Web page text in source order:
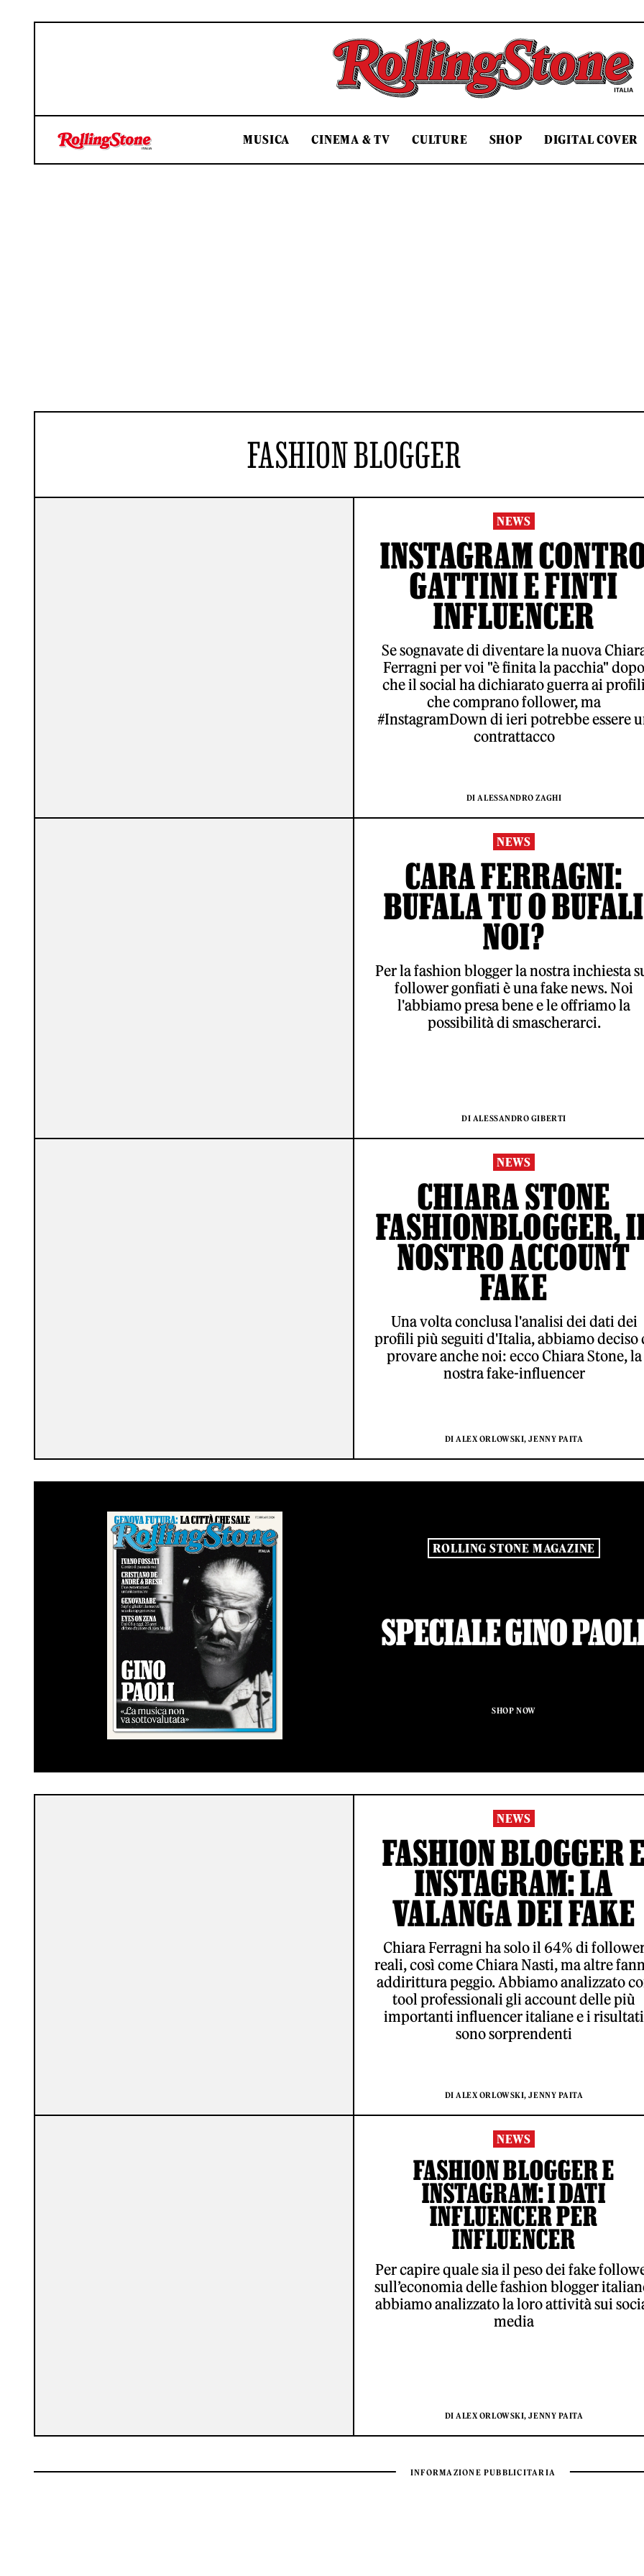
Rolling Stone Italia
MUSICA CINEMA & TV CULTURE SHOP DIGITAL COVER
FASHION BLOGGER
NEWS
INSTAGRAM
GATTINI E FINTI
INFLUENCER
Se sognavate di diventare la nuova
Ferragni per voi "è finita la pacchia" dopo
che il social ha dichiarato guerra ai
che comprano follower, ma
#InstagramDown di ieri potrebbe essere
contrattacco
DI ALESSANDRO ZAGHI
NEWS
CARA FERRAGNI:
BUFALA TU O BUFALI
NOI?
Per la fashion blogger la nostra inchiesta
follower gonfiati è una fake news. Noi
l'abbiamo presa bene e le offriamo la
possibilità di smascherarci.
DI ALESSANDRO GIBERTI
NEWS
CHIARA STONE
FASHIONBLOGGER,
NOSTRO ACCOUNT
FAKE
Una volta conclusa l'analisi dei dati dei
profili più seguiti d'Italia, abbiamo deciso
provare anche noi: ecco Chiara Stone, la
nostra fake-influencer
DI ALEX ORLOWSKI, JENNY PAITA
ROLLING STONE MAGAZINE
SPECIALE GINO
SHOP NOW
NEWS
FASHION BLOGGER
INSTAGRAM: LA
VALANGA DEI FAKE
Chiara Ferragni ha solo il 64% di
reali, così come Chiara Nasti, ma altre
addirittura peggio. Abbiamo analizzato
tool professionali gli account delle più
importanti influencer italiane e i risultati
sono sorprendenti
DI ALEX ORLOWSKI, JENNY PAITA
NEWS
FASHION BLOGGER E
INSTAGRAM: I DATI
INFLUENCER PER
INFLUENCER
Per capire quale sia il peso dei fake
sull’economia delle fashion blogger
abbiamo analizzato la loro attività sui
media
DI ALEX ORLOWSKI, JENNY PAITA